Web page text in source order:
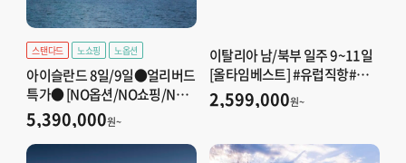
아이슬란드/그린란드
코카서스/아프리카
코카서스
스탠다드 노쇼핑 노옵션
아이슬란드 8일/9일●얼리버드
특가● [NO옵션/NO쇼핑/NO
유류] 오로라크루즈+오로라뷰
잉2회#빙하+골든서클/블루라
곤/4성급2박UP+특식2회
5,390,000원~
이탈리아 남/북부 일주 9~11일
[올타임베스트] #유럽직항#돌
로미테#남부2DAY(아말피코스
트/포지타노/나폼쏘)#토스카나
2,599,000원~